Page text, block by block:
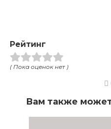
Рейтинг
( Пока оценок нет )
Вам также